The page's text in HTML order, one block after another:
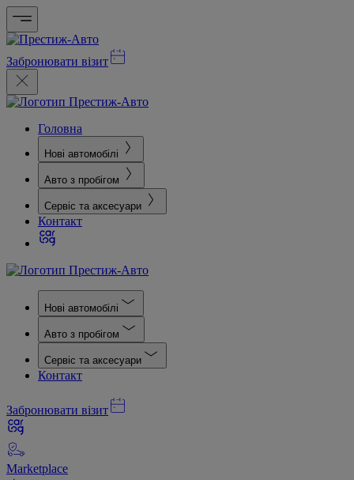
Забронювати візит
Головна
Нові автомобілі
Авто з пробігом
Сервіс та аксесуари
Контакт
Нові автомобілі
Авто з пробігом
Сервіс та аксесуари
Контакт
Забронювати візит
Marketplace